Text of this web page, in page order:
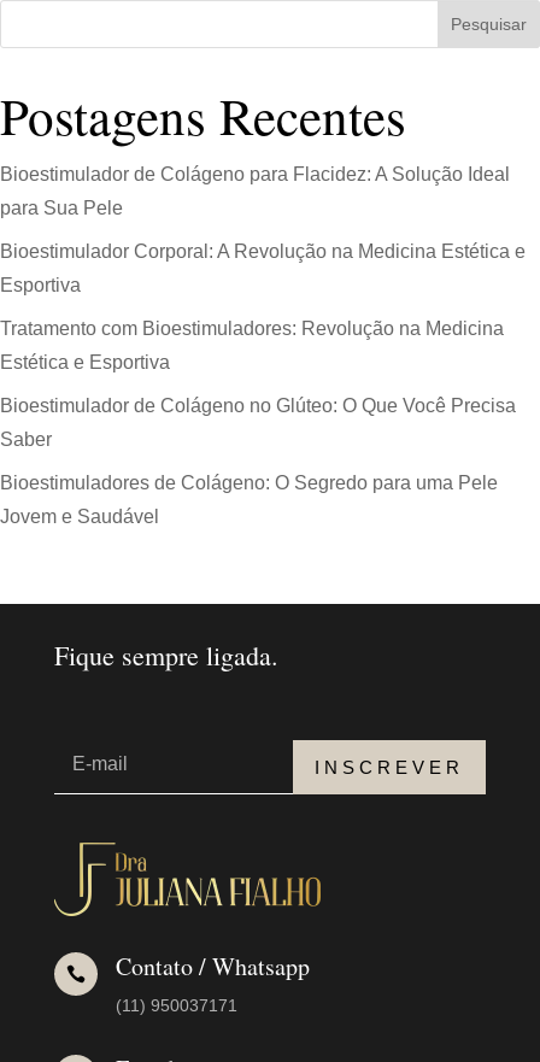
Pesquisar
Postagens Recentes
Bioestimulador de Colágeno para Flacidez: A Solução Ideal
para Sua Pele
Bioestimulador Corporal: A Revolução na Medicina Estética e
Esportiva
Tratamento com Bioestimuladores: Revolução na Medicina
Estética e Esportiva
Bioestimulador de Colágeno no Glúteo: O Que Você Precisa
Saber
Bioestimuladores de Colágeno: O Segredo para uma Pele
Jovem e Saudável
Fique sempre ligada.
INSCREVER
 Contato / Whatsapp
(11) 950037171